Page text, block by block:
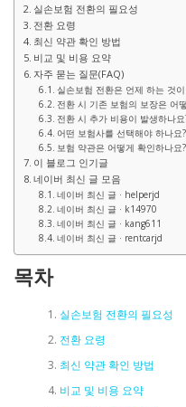
실손보험 전환의 필요성
전환 요령
최신 약관 확인 방법
비교 및 비용 요약
자주 묻는 질문(FAQ)
실손보험 전환은 언제 하는 것
전환 시 기존 보험의 보장은 어
전환 시 추가 비용이 발생하나요
어떤 보험사를 선택해야 하나요?
보험 약관은 어떻게 확인하나요?
이 블로그 인기글
네이버 최신 글 모음
네이버 최신 글 · helperjd
네이버 최신 글 · k14970
네이버 최신 글 · kang611
네이버 최신 글 · rentcarjd
목차
실손보험 전환의 필요성
전환 요령
최신 약관 확인 방법
비교 및 비용 요약